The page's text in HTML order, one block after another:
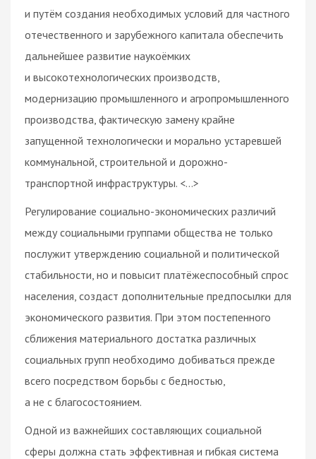
и путём создания необходимых условий для частного
отечественного и зарубежного капитала обеспечить
дальнейшее развитие наукоёмких
и высокотехнологических производств,
модернизацию промышленного и агропромышленного
производства, фактическую замену крайне
запущенной технологически и морально устаревшей
коммунальной, строительной и дорожно-
транспортной инфраструктуры. <…>
Регулирование социально-экономических различий
между социальными группами общества не только
послужит утверждению социальной и политической
стабильности, но и повысит платёжеспособный спрос
населения, создаст дополнительные предпосылки для
экономического развития. При этом постепенного
сближения материального достатка различных
социальных групп необходимо добиваться прежде
всего посредством борьбы с бедностью,
а не с благосостоянием.
Одной из важнейших составляющих социальной
сферы должна стать эффективная и гибкая система